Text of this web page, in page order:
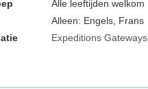
Alle leeftijden welkom
Alleen: Engels, Frans
Expeditions Gateways